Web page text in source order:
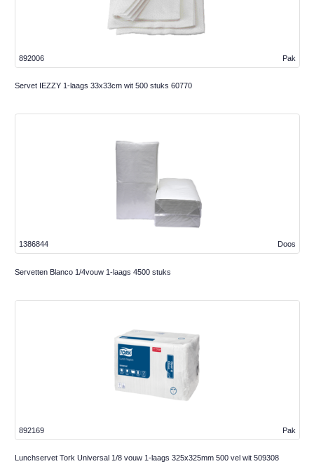
Pak
892006
Servet IEZZY 1-laags 33x33cm wit 500 stuks 60770
Doos
1386844
Servetten Blanco 1/4vouw 1-laags 4500 stuks
Pak
892169
Lunchservet Tork Universal 1/8 vouw 1-laags 325x325mm 500 vel wit 509308